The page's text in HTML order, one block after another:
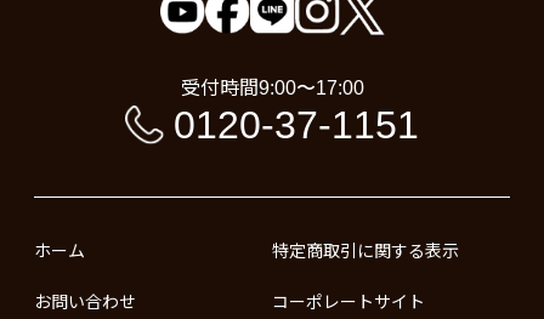
受付時間9:00〜17:00
0120-37-1151
ホーム
お問い合わせ
特定商取引に関する表示
コーポレートサイト